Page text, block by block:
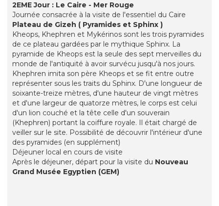
2EME Jour : Le Caire - Mer Rouge
Journée consacrée à la visite de l'essentiel du Caire
Plateau de Gizeh ( Pyramides et Sphinx )
Kheops, Khephren et Mykérinos sont les trois pyramides
de ce plateau gardées par le mythique Sphinx. La
pyramide de Kheops est la seule des sept merveilles du
monde de l'antiquité à avoir survécu jusqu'à nos jours.
Khephren imita son père Kheops et se fit entre outre
représenter sous les traits du Sphinx. D'une longueur de
soixante-treize mètres, d'une hauteur de vingt mètres
et d'une largeur de quatorze mètres, le corps est celui
d'un lion couché et la tête celle d'un souverain
(Khephren) portant la coiffure royale. Il était chargé de
veiller sur le site. Possibilité de découvrir l'intérieur d'une
des pyramides (en supplément)
Déjeuner local en cours de visite
Après le déjeuner, départ pour la visite du Nouveau
Grand Musée Egyptien (GEM)